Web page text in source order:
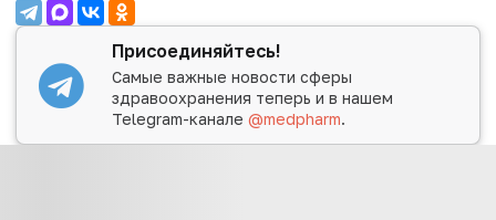
Присоединяйтесь!
Самые важные новости сферы
здравоохранения теперь и в нашем
Telegram-канале@medpharm.